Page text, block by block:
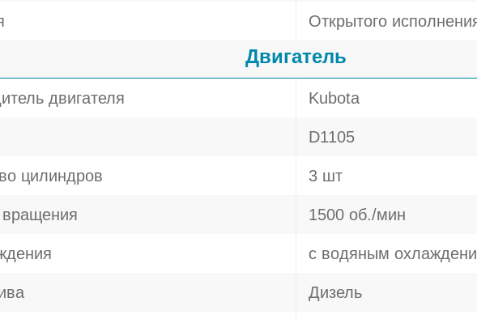
Открытого
Двигатель
двигателя Kubota
D1105
цилиндров 3 шт
вращения 1500 об./мин
с водяным
Дизель